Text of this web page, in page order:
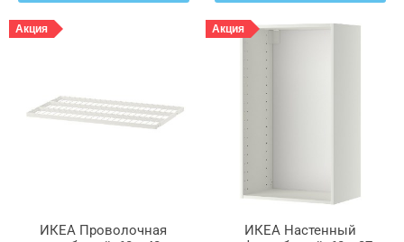
Акция
ИКЕА Проволочная
Акция
ИКЕА Настенный